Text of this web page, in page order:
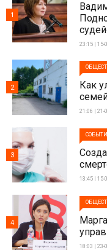
23:15 | 15-
1
Как
21:06 | 21-
2
13:45 | 15-
3
18:03 | 23-
4